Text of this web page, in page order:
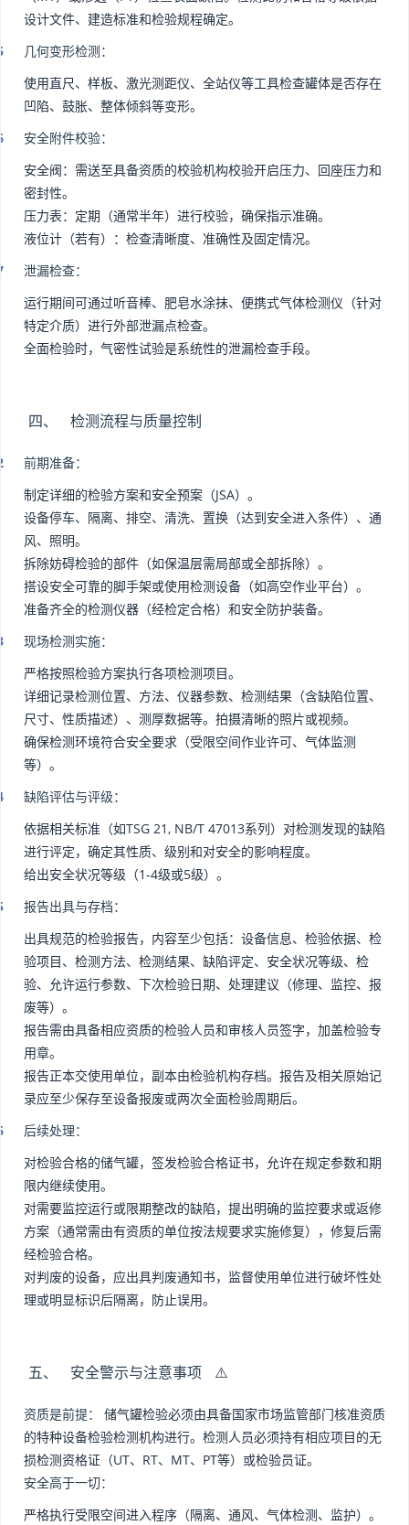
设计文件、建造标准和检验规程确定。
几何变形检测：
使用直尺、样板、激光测距仪、全站仪等工具检查罐体是否存在
凹陷、鼓胀、整体倾斜等变形。
安全附件校验：
安全阀：需送至具备资质的校验机构校验开启压力、回座压力和
密封性。
压力表：定期（通常半年）进行校验，确保指示准确。
液位计（若有）：检查清晰度、准确性及固定情况。
泄漏检查：
运行期间可通过听音棒、肥皂水涂抹、便携式气体检测仪（针对
特定介质）进行外部泄漏点检查。
全面检验时，气密性试验是系统性的泄漏检查手段。
四、 检测流程与质量控制
前期准备：
制定详细的检验方案和安全预案（JSA）。
设备停车、隔离、排空、清洗、置换（达到安全进入条件）、通
风、照明。
拆除妨碍检验的部件（如保温层需局部或全部拆除）。
搭设安全可靠的脚手架或使用检测设备（如高空作业平台）。
准备齐全的检测仪器（经检定合格）和安全防护装备。
现场检测实施：
严格按照检验方案执行各项检测项目。
详细记录检测位置、方法、仪器参数、检测结果（含缺陷位置、
尺寸、性质描述）、测厚数据等。拍摄清晰的照片或视频。
确保检测环境符合安全要求（受限空间作业许可、气体监测
等）。
缺陷评估与评级：
依据相关标准（如TSG 21, NB/T 47013系列）对检测发现的缺陷
进行评定，确定其性质、级别和对安全的影响程度。
给出安全状况等级（1-4级或5级）。
报告出具与存档：
出具规范的检验报告，内容至少包括：设备信息、检验依据、检
验项目、检测方法、检测结果、缺陷评定、安全状况等级、检
验、允许运行参数、下次检验日期、处理建议（修理、监控、报
废等）。
报告需由具备相应资质的检验人员和审核人员签字，加盖检验专
用章。
报告正本交使用单位，副本由检验机构存档。报告及相关原始记
录应至少保存至设备报废或两次全面检验周期后。
后续处理：
对检验合格的储气罐，签发检验合格证书，允许在规定参数和期
限内继续使用。
对需要监控运行或限期整改的缺陷，提出明确的监控要求或返修
方案（通常需由有资质的单位按法规要求实施修复），修复后需
经检验合格。
对判废的设备，应出具判废通知书，监督使用单位进行破坏性处
理或明显标识后隔离，防止误用。
五、 安全警示与注意事项 ⚠️
资质是前提：
储气罐检验必须由具备国家市场监管部门核准资质
的特种设备检验检测机构进行。检测人员必须持有相应项目的无
损检测资格证（UT、RT、MT、PT等）或检验员证。
安全高于一切：
严格执行受限空间进入程序（隔离、通风、气体检测、监护）。